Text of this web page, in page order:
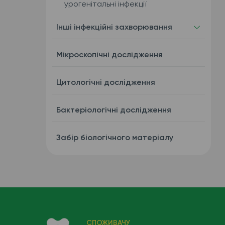
урогенітальні інфекції
Інші інфекційні захворювання
Мікроскопічні дослідження
Цитологічні дослідження
Бактеріологічні дослідження
Забір біологічного матеріалу
СПОЖИВАЧУ